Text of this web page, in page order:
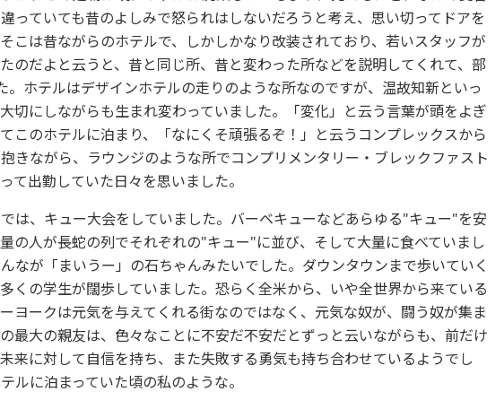
っていても昔のよしみで怒られはしないだろうと考え、思い切ってドアを
こは昔ながらのホテルで、しかしかなり改装されており、若いスタッフが
のだよと云うと、昔と同じ所、昔と変わった所などを説明してくれて、部
。ホテルはデザインホテルの走りのような所なのですが、温故知新といっ
切にしながらも生まれ変わっていました。「変化」と云う言葉が頭をよぎ
このホテルに泊まり、「なにくそ頑張るぞ！」と云うコンプレックスから
きながら、ラウンジのような所でコンプリメンタリー・ブレックファスト
て出勤していた日々を思いました。
は、キュー大会をしていました。バーベキューなどあらゆる"キュー"を安
の人が長蛇の列でそれぞれの"キュー"に並び、そして大量に食べていまし
なが「まいうー」の石ちゃんみたいでした。ダウンタウンまで歩いていく
くの学生が闊歩していました。恐らく全米から、いや全世界から来ている
ヨークは元気を与えてくれる街なのではなく、元気な奴が、闘う奴が集ま
最大の親友は、色々なことに不安だ不安だとずっと云いながらも、前だけ
来に対して自信を持ち、また失敗する勇気も持ち合わせているようでし
ルに泊まっていた頃の私のような。